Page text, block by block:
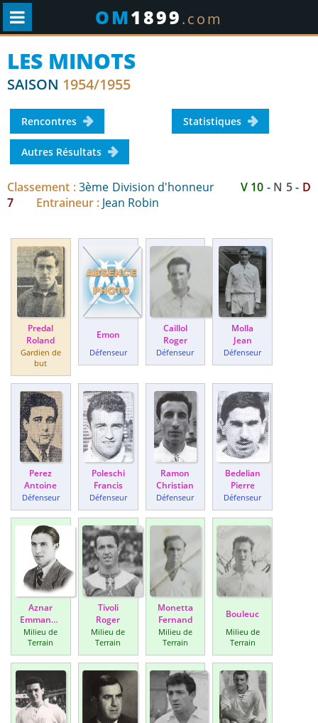
OM1899.com
LES MINOTS
SAISON 1954/1955
Rencontres Statistiques
Autres Résultats
Classement :3ème Division d'honneur V 10 - N 5- D
7
Entraineur : Jean Robin
Predal
Roland
Gardien de
but
Emon
Défenseur
Caillol
Roger
Défenseur
Molla
Jean
Défenseur
Perez
Antoine
Défenseur
Poleschi
Francis
Défenseur
Ramon
Christian
Défenseur
Bedelian
Pierre
Défenseur
Aznar
Emmanuel
Milieu de
Terrain
Tivoli
Roger
Milieu de
Terrain
Monetta
Fernand
Milieu de
Terrain
Bouleuc
Milieu de
Terrain